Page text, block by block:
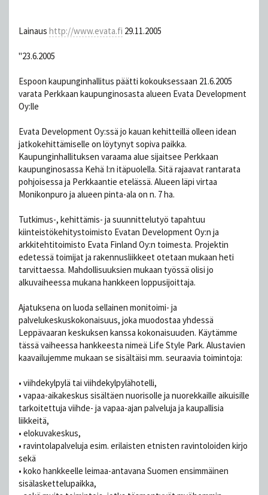
Lainaus http://www.evata.fi 29.11.2005
"23.6.2005
Espoon kaupunginhallitus päätti kokouksessaan 21.6.2005
varata Perkkaan kaupunginosasta alueen Evata Development
Oy:lle
Evata Development Oy:ssä jo kauan kehitteillä olleen idean
jatkokehittämiselle on löytynyt sopiva paikka.
Kaupunginhallituksen varaama alue sijaitsee Perkkaan
kaupunginosassa Kehä I:n itäpuolella. Sitä rajaavat rantarata
pohjoisessa ja Perkkaantie etelässä. Alueen läpi virtaa
Monikonpuro ja alueen pinta-ala on n. 7 ha.
Tutkimus-, kehittämis- ja suunnittelutyö tapahtuu
kiinteistökehitystoimisto Evatan Development Oy:n ja
arkkitehtitoimisto Evata Finland Oy:n toimesta. Projektin
edetessä toimijat ja rakennusliikkeet otetaan mukaan heti
tarvittaessa. Mahdollisuuksien mukaan työssä olisi jo
alkuvaiheessa mukana hankkeen loppusijoittaja.
Ajatuksena on luoda sellainen monitoimi- ja
palvelukeskuskokonaisuus, joka muodostaa yhdessä
Leppävaaran keskuksen kanssa kokonaisuuden. Käytämme
tässä vaiheessa hankkeesta nimeä Life Style Park. Alustavien
kaavailujemme mukaan se sisältäisi mm. seuraavia toimintoja:
• viihdekylpylä tai viihdekylpylähotelli,
• vapaa-aikakeskus sisältäen nuorisolle ja nuorekkaille aikuisille
tarkoitettuja viihde- ja vapaa-ajan palveluja ja kaupallisia
liikkeitä,
• elokuvakeskus,
• ravintolapalveluja esim. erilaisten etnisten ravintoloiden kirjo
sekä
• koko hankkeelle leimaa-antavana Suomen ensimmäinen
sisälaskettelupaikka,